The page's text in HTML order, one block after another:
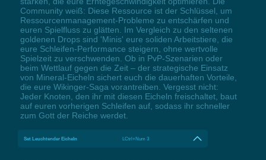
Community weiß: Diese Ressource ist der Schlüssel, um
Ressourcenmanagement-Probleme zu entschärfen und
euren Spielfluss zu glätten. Im Vergleich zu den seltenen
goldenen Drops sind 'Minis' eure soliden Arbeitstiere, die
eure Schleifen-Performance steigern, ohne wertvolle
Spielzeit zu verschwenden. Ob in PvP-Szenarien oder
beim Wettlauf gegen die Zeit – der strategische Einsatz
von Mineral-Eicheln sichert euch die dauerhaften Vorteile,
die eure Wikinger-Saga vorantreiben. Vergesst nicht:
Jeder Knoten, den ihr mit diesen Eicheln freischaltet, baut
auf euren vorherigen Schleifen auf, sodass ihr schneller
zum Gott der Reiche werdet.
Set Leuchtender Eicheln LCtrl+Num 3